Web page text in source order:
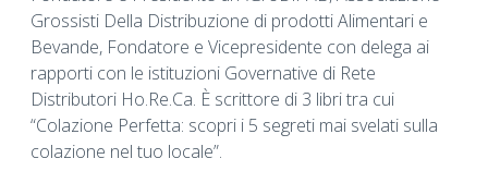
Grossisti Della Distribuzione di prodotti Alimentari e
Bevande, Fondatore e Vicepresidente con delega ai
rapporti con le istituzioni Governative di Rete
Distributori Ho.Re.Ca. È scrittore di 3 libri tra cui
“Colazione Perfetta: scopri i 5 segreti mai svelati sulla
colazione nel tuo locale”.